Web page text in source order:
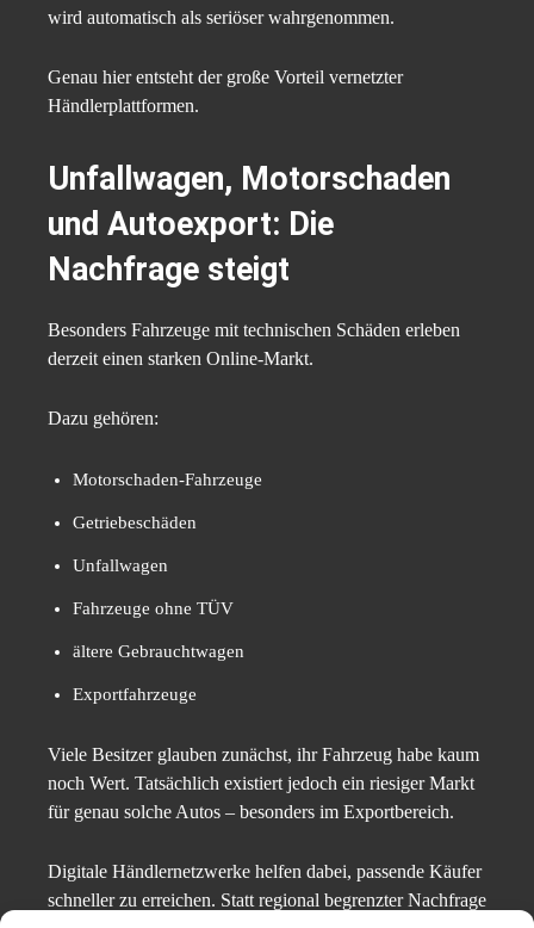
wird automatisch als seriöser wahrgenommen.
Genau hier entsteht der große Vorteil vernetzter
Händlerplattformen.
Unfallwagen, Motorschaden
und Autoexport: Die
Nachfrage steigt
Besonders Fahrzeuge mit technischen Schäden erleben
derzeit einen starken Online-Markt.
Dazu gehören:
Motorschaden-Fahrzeuge
Getriebeschäden
Unfallwagen
Fahrzeuge ohne TÜV
ältere Gebrauchtwagen
Exportfahrzeuge
Viele Besitzer glauben zunächst, ihr Fahrzeug habe kaum
noch Wert. Tatsächlich existiert jedoch ein riesiger Markt
für genau solche Autos – besonders im Exportbereich.
Digitale Händlernetzwerke helfen dabei, passende Käufer
schneller zu erreichen. Statt regional begrenzter Nachfrage